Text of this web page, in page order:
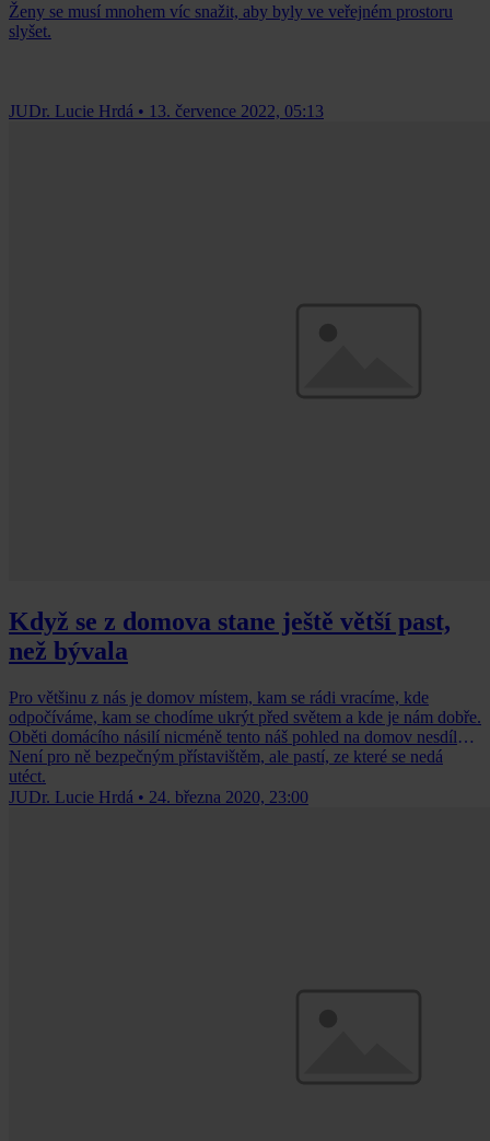
Ženy se musí mnohem víc snažit, aby byly ve veřejném prostoru
slyšet.
JUDr. Lucie Hrdá • 13. července 2022, 05:13
Když se z domova stane ještě větší past,
než bývala
Pro většinu z nás je domov místem, kam se rádi vracíme, kde
odpočíváme, kam se chodíme ukrýt před světem a kde je nám dobře.
Oběti domácího násilí nicméně tento náš pohled na domov nesdílejí.
Není pro ně bezpečným přístavištěm, ale pastí, ze které se nedá
utéct.
JUDr. Lucie Hrdá • 24. března 2020, 23:00